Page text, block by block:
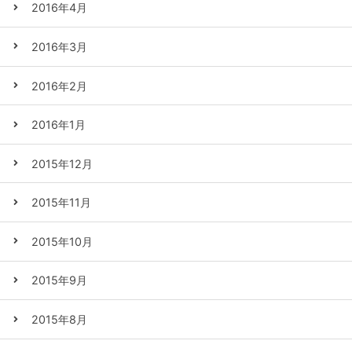
2016年4月
2016年3月
2016年2月
2016年1月
2015年12月
2015年11月
2015年10月
2015年9月
2015年8月